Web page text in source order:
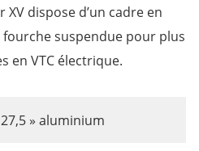
XV dispose d’un cadre en
suspendue pour plus
en VTC électrique.
» aluminium